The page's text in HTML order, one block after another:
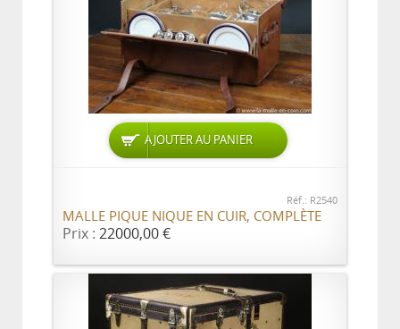
AJOUTER AU PANIER
Réf.: R2540
MALLE PIQUE NIQUE EN CUIR, COMPLÈTE
Prix : 22000,00 €